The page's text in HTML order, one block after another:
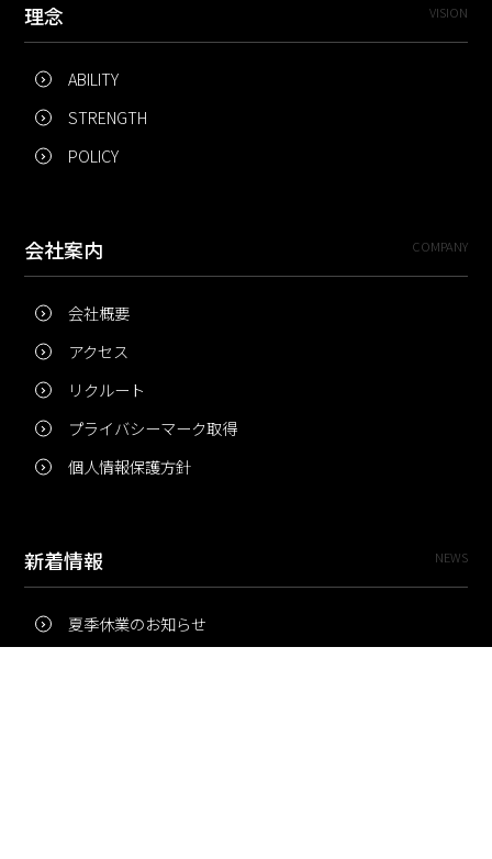
理念 VISION
ABILITY
STRENGTH
POLICY
会社案内 COMPANY
会社概要
アクセス
リクルート
プライバシーマーク取得
個人情報保護方針
新着情報 NEWS
夏季休業のお知らせ